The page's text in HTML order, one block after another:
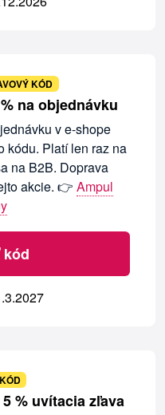
KÓD
na objednávku
v e-shope
kódu. Platí len raz na
na B2B. Doprava
akcie. 👉 Ampul
% uvítacia zľava